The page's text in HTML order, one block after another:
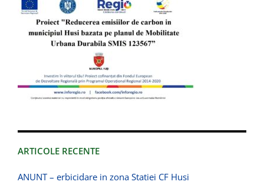
ARTICOLE RECENTE
ANUNT – erbicidare in zona Statiei CF Husi